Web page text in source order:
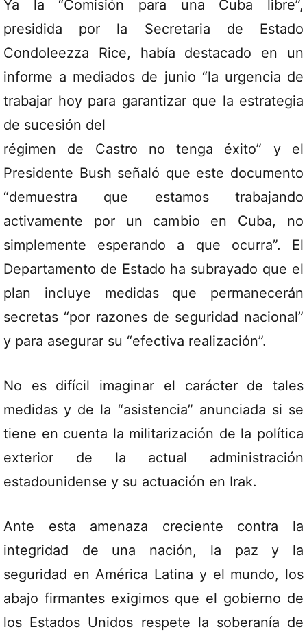
Ya la “Comisión para una Cuba libre”,
presidida por la Secretaria de Estado
Condoleezza Rice, había destacado en un
informe a mediados de junio “la urgencia de
trabajar hoy para garantizar que la estrategia
de sucesión del
régimen de Castro no tenga éxito” y el
Presidente Bush señaló que este documento
“demuestra que estamos trabajando
activamente por un cambio en Cuba, no
simplemente esperando a que ocurra”. El
Departamento de Estado ha subrayado que el
plan incluye medidas que permanecerán
secretas “por razones de seguridad nacional”
y para asegurar su “efectiva realización”.
No es difícil imaginar el carácter de tales
medidas y de la “asistencia” anunciada si se
tiene en cuenta la militarización de la política
exterior de la actual administración
estadounidense y su actuación en Irak.
Ante esta amenaza creciente contra la
integridad de una nación, la paz y la
seguridad en América Latina y el mundo, los
abajo firmantes exigimos que el gobierno de
los Estados Unidos respete la soberanía de